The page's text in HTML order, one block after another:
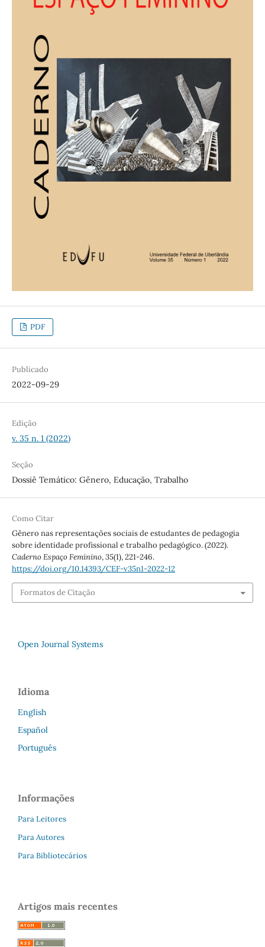
PDF
Publicado
2022-09-29
Edição
v. 35 n. 1 (2022)
Seção
Dossiê Temático: Gênero, Educação, Trabalho
Como Citar
Gênero nas representações sociais de estudantes de pedagogia
sobre identidade profissional e trabalho pedagógico. (2022).
Caderno Espaço Feminino,35(1), 221-246.
https://doi.org/10.14393/CEF-v35n1-2022-12
Formatos de Citação
Open Journal Systems
Idioma
English
Español
Português
Informações
Para Leitores
Para Autores
Para Bibliotecários
Artigos mais recentes